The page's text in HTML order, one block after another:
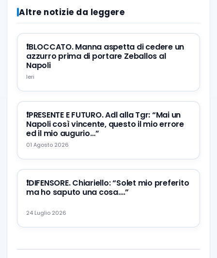
Altre notizie da leggere
❗️BLOCCATO. Manna aspetta di cedere un
azzurro prima di portare Zeballos al
Napoli
Ieri
❗️PRESENTE E FUTURO. Adl alla Tgr: “Mai un
Napoli così vincente, questo il mio errore
ed il mio augurio…”
01 Agosto 2026
❗️DIFENSORE. Chiariello: “Solet mio preferito
ma ho saputo una cosa….”
24 Luglio 2026